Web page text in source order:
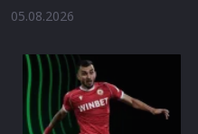
05.08.2026